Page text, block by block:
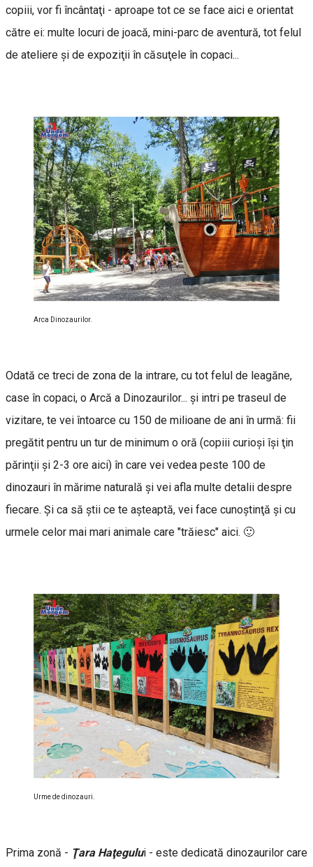
copiii, vor fi încântaţi - aproape tot ce se face aici e orientat
către ei: multe locuri de joacă, mini-parc de aventură, tot felul
de ateliere şi de expoziţii în căsuţele în copaci...
Arca Dinozaurilor.
Odată ce treci de zona de la intrare, cu tot felul de leagăne,
case în copaci, o Arcă a Dinozaurilor... şi intri pe traseul de
vizitare, te vei întoarce cu 150 de milioane de ani în urmă: fii
pregătit pentru un tur de minimum o oră (copiii curioşi îşi ţin
părinţii şi 2-3 ore aici) în care vei vedea peste 100 de
dinozauri în mărime naturală şi vei afla multe detalii despre
fiecare. Şi ca să ştii ce te aşteaptă, vei face cunoştinţă şi cu
urmele celor mai mari animale care "trăiesc" aici. 🙂
Urme de dinozauri.
Prima zonă - Ţara Haţegului - este dedicată dinozaurilor care